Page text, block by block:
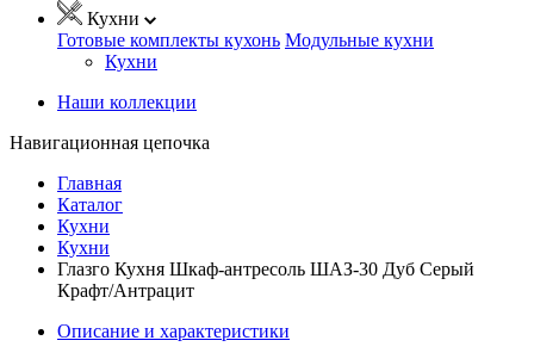
Кухни
Готовые комплекты кухонь Модульные кухни
Кухни
Наши коллекции
Навигационная цепочка
Главная
Каталог
Кухни
Кухни
Глазго Кухня Шкаф-антресоль ШАЗ-30 Дуб Серый
Крафт/Антрацит
Описание и характеристики